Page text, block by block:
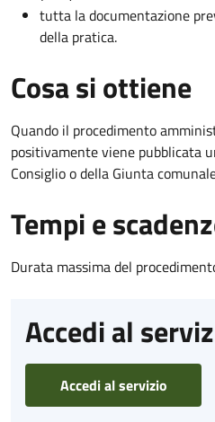
tutta la documentazione
della pratica.
Cosa si ottiene
Quando il procedimento
positivamente viene pubblicata
Consiglio o della Giunta
Tempi e
Durata massima del
Accedi al
Accedi al servizio